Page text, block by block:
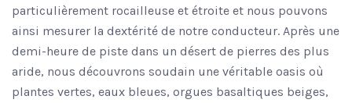
particulièrement rocailleuse et étroite et nous pouvons
ainsi mesurer la dextérité de notre conducteur. Après une
demi-heure de piste dans un désert de pierres des plus
aride, nous découvrons soudain une véritable oasis où
plantes vertes, eaux bleues, orgues basaltiques beiges,